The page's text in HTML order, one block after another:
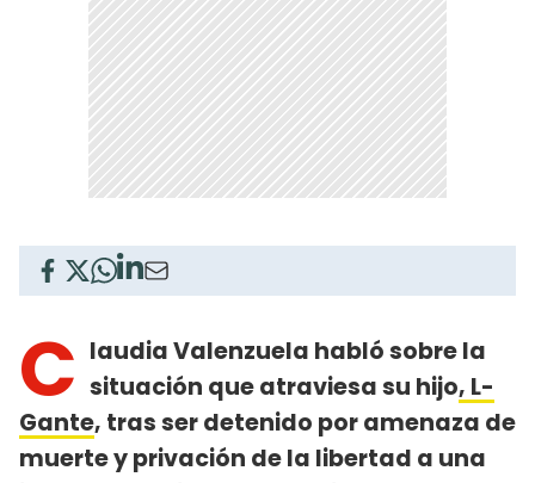
C laudia Valenzuela habló sobre la
situación que atraviesa su hijo, L-
Gante, tras ser detenido por amenaza de
muerte y privación de la libertad a una